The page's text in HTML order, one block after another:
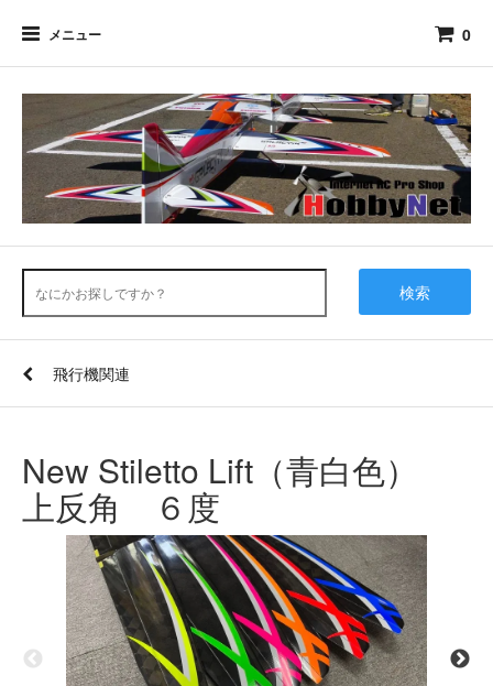
メニュー 0
検索
飛行機関連
New Stiletto Lift（青白色）
上反角 ６度